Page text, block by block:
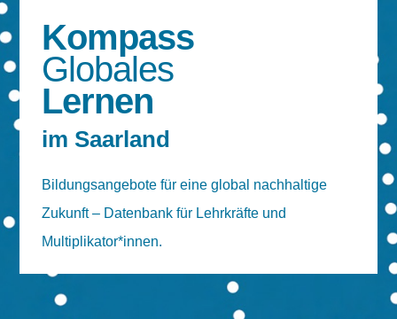
Kompass
Globales
Lernen
im Saarland
Bildungsangebote für eine global nachhaltige
Zukunft – Datenbank für Lehrkräfte und
Multiplikator*innen.